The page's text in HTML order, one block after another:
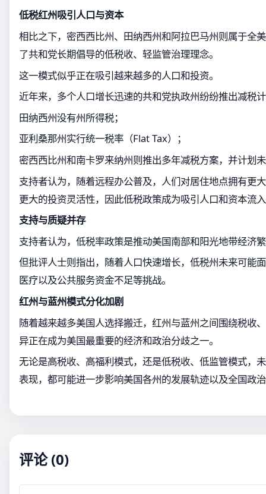
低税红州吸引人口与资本
相比之下，密西西比州、田纳西州和阿拉巴马州则属于全
了共和党长期倡导的低税收、轻监管治理理念。
这一模式似乎正在吸引越来越多的人口和投资。
近年来，多个人口增长迅速的共和党执政州纷纷推出减税
田纳西州没有州所得税；
亚利桑那州实行统一税率（Flat Tax）；
密西西比州和南卡罗来纳州则推出多年减税方案，并计划
支持者认为，随着远程办公普及，人们对居住地点拥有更
更大的投资灵活性，因此低税政策成为吸引人口和资本流
支持与质疑并存
支持者认为，低税率政策是推动美国南部和阳光地带经济
但批评人士则指出，随着人口快速增长，低税州未来可能
医疗以及公共服务资金不足等挑战。
红州与蓝州模式分化加剧
随着越来越多美国人选择搬迁，红州与蓝州之间围绕税收
异正在成为美国最重要的经济和政治分歧之一。
无论是高税收、高福利模式，还是低税收、低监管模式，
表现，都可能进一步影响美国各州的发展轨迹以及全国政
评论 (0)